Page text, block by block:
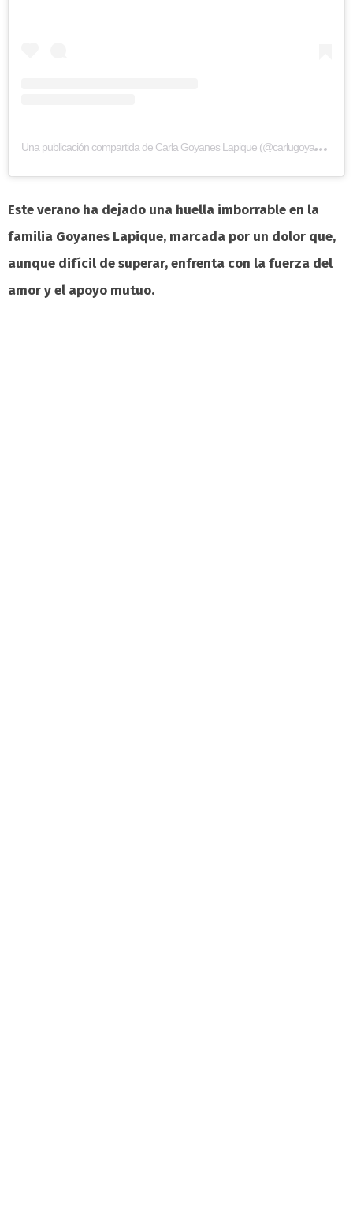
U
na publicación compartida de Carla Goyanes Lapique (@carlugoyanes)
Este verano ha dejado una huella imborrable en la
familia Goyanes Lapique, marcada por un dolor que,
aunque difícil de superar, enfrenta con la fuerza del
amor y el apoyo mutuo.